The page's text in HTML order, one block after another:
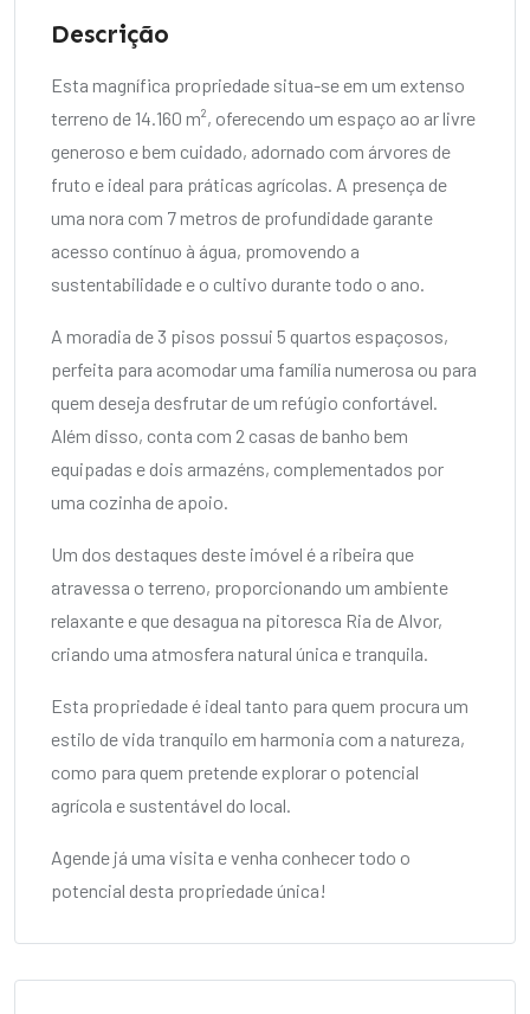
Descrição
Esta magnífica propriedade situa-se em um extenso
terreno de 14.160 m², oferecendo um espaço ao ar livre
generoso e bem cuidado, adornado com árvores de
fruto e ideal para práticas agrícolas. A presença de
uma nora com 7 metros de profundidade garante
acesso contínuo à água, promovendo a
sustentabilidade e o cultivo durante todo o ano.
A moradia de 3 pisos possui 5 quartos espaçosos,
perfeita para acomodar uma família numerosa ou para
quem deseja desfrutar de um refúgio confortável.
Além disso, conta com 2 casas de banho bem
equipadas e dois armazéns, complementados por
uma cozinha de apoio.
Um dos destaques deste imóvel é a ribeira que
atravessa o terreno, proporcionando um ambiente
relaxante e que desagua na pitoresca Ria de Alvor,
criando uma atmosfera natural única e tranquila.
Esta propriedade é ideal tanto para quem procura um
estilo de vida tranquilo em harmonia com a natureza,
como para quem pretende explorar o potencial
agrícola e sustentável do local.
Agende já uma visita e venha conhecer todo o
potencial desta propriedade única!